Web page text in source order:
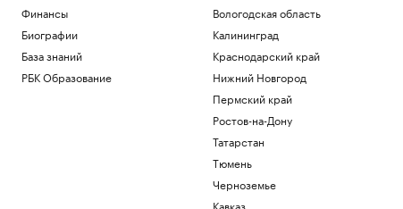
Политика
Как ИИ-агенты и облако
трансформируют промышленность:
опыт «Норникеля»
Финансы
Биографии
База знаний
РБК Образование
Вологодская область
Калининград
Краснодарский край
Нижний Новгород
Пермский край
Ростов-на-Дону
Татарстан
Тюмень
Черноземье
Кавказ